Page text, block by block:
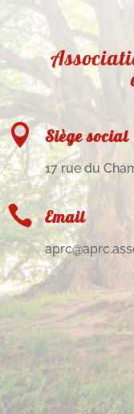
 Siège social
17 rue du
 Email